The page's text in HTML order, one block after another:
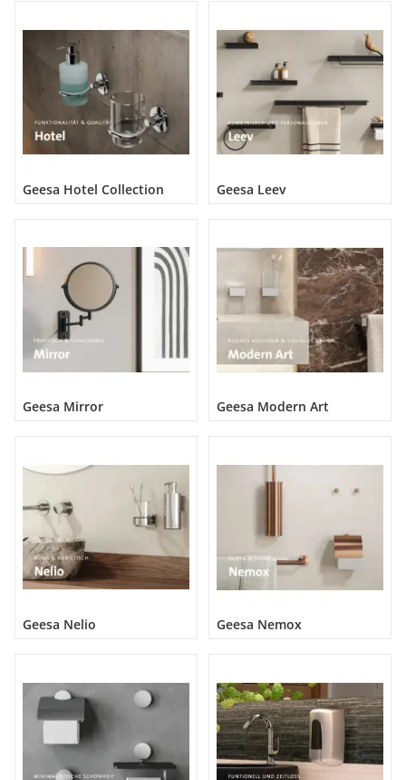
Geesa Hotel Collection Geesa Leev
Geesa Mirror Geesa Modern Art
Geesa Nelio Geesa Nemox